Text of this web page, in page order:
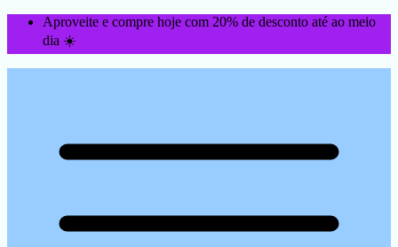
Aproveite e compre hoje com 20% de desconto até ao meio
dia ☀️